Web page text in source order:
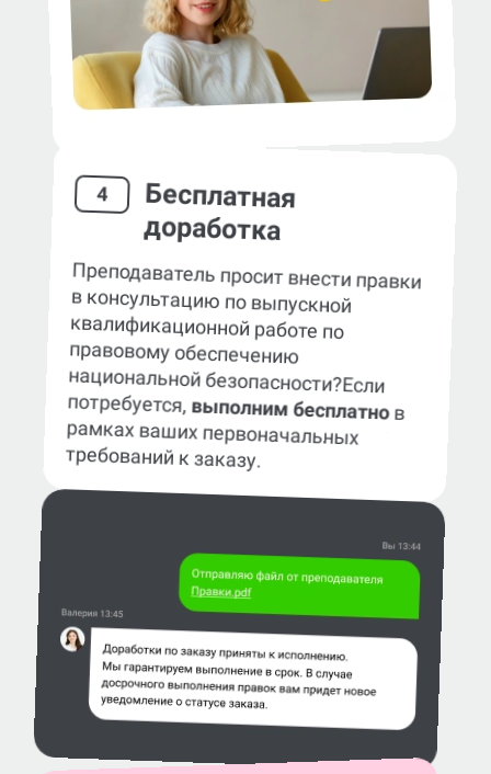
4 Бесплатная
доработка
Преподаватель просит внести правки
в консультацию по выпускной
квалификационной работе по
правовому обеспечению
национальной безопасности?Если
потребуется, выполним бесплатнов
рамках ваших первоначальных
требований к заказу.